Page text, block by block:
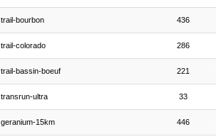
trail-bourbon 436
trail-colorado 286
trail-bassin-boeuf 221
transrun-ultra 33
geranium-15km 446